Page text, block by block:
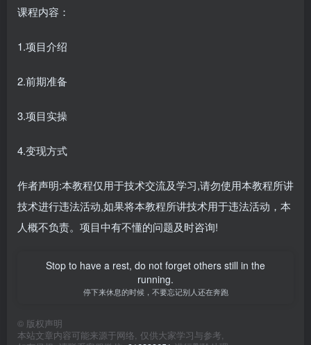
课程内容：
1.项目介绍
2.前期准备
3.项目实操
4.变现方式
作者声明:本教程仅用于技术交流及学习,请勿使用本教程所讲
技术进行违法活动,如果将本教程所讲技术用于违法活动，本
人概不负责。项目中有不懂的问题及时咨询!
Stop to have a rest, do not forget others still in the
running.
停下来休息的时候，不要忘记别人还在奔跑
© 版权声明
本站文章内容可能来源于网络, 仅供大家学习与参考,